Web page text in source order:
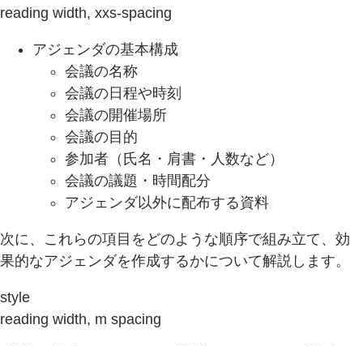
reading width, xxs-spacing
アジェンダの基本構成
会議の名称
会議の日程や時刻
会議の開催場所
会議の目的
参加者（氏名・肩書・人数など）
会議の議題・時間配分
アジェンダ以外に配布する資料
次に、これらの項目をどのような順序で組み立て、効
果的なアジェンダを作成するかについて解説します。
style
reading width, m spacing